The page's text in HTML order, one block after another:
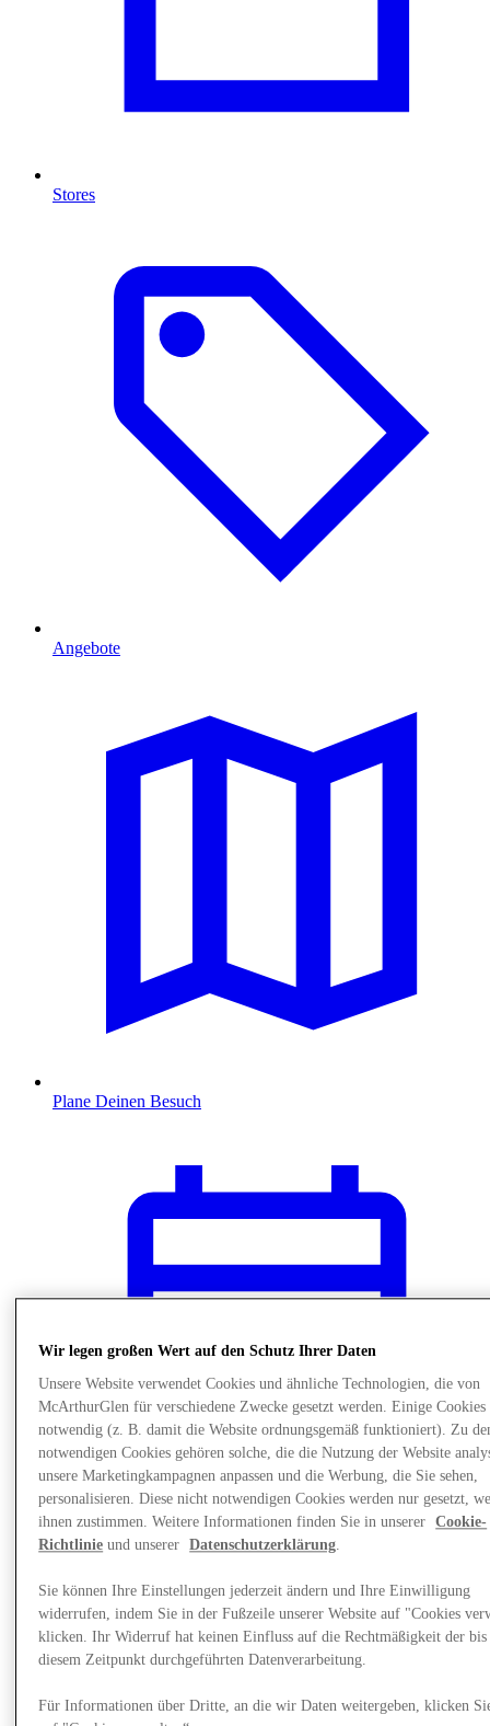
Stores
Angebote
Plane Deinen Besuch
News
Wir legen großen Wert auf den Schutz Ihrer Daten
Unsere Website verwendet Cookies und ähnliche Technologien, die von
McArthurGlen für verschiedene Zwecke gesetzt werden. Einige Cookies
notwendig (z. B. damit die Website ordnungsgemäß funktioniert). Zu
notwendigen Cookies gehören solche, die die Nutzung der Website
unsere Marketingkampagnen anpassen und die Werbung, die Sie sehen,
personalisieren. Diese nicht notwendigen Cookies werden nur gesetzt,
ihnen zustimmen. Weitere Informationen finden Sie in unserer
Cookie-
Richtlinie und unserer Datenschutzerklärung.
Sie können Ihre Einstellungen jederzeit ändern und Ihre Einwilligung
widerrufen, indem Sie in der Fußzeile unserer Website auf "Cookies
klicken. Ihr Widerruf hat keinen Einfluss auf die Rechtmäßigkeit der bis
diesem Zeitpunkt durchgeführten Datenverarbeitung.
Für Informationen über Dritte, an die wir Daten weitergeben, klicken